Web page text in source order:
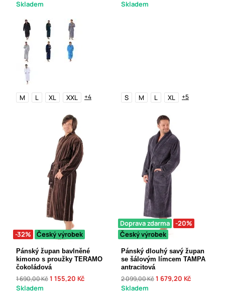
Skladem
M L XL XXL +4
Skladem
S M L XL +5
-32% Český výrobek
Pánský župan bavlněné
kimono s proužky TERAMO
čokoládová
1 690,00 Kč1 155,20 Kč
Skladem
Doprava zdarma
-20%
Český výrobek
Pánský dlouhý savý župan
se šálovým límcem TAMPA
antracitová
2 099,00 Kč1 679,20 Kč
Skladem